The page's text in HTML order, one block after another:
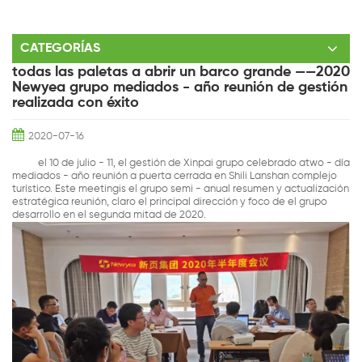
CATEGORÍAS
todas las paletas a abrir un barco grande ——2020
Newyea grupo mediados - año reunión de gestión
realizada con éxito
2020-07-16
el 10 de julio - 11, el gestión de Xinpai grupo celebrado atwo - día
mediados - año reunión a puerta cerrada en Shili Lanshan complejo
turístico. Este meetingis el grupo semi - anual resumen y actualización
estratégica reunión, claro el principal dirección y foco de el grupo
desarrollo en el segunda mitad de 2020.